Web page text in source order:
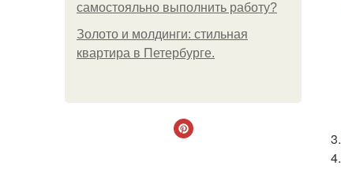
самостояльно выполнить работу?
Золото и молдинги: стильная
квартира в Петербурге.